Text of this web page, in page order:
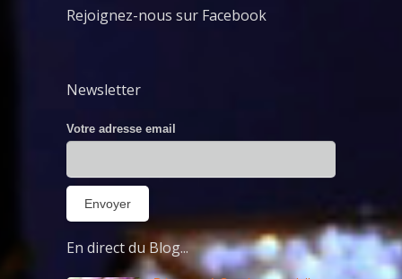
Rejoignez-nous sur Facebook
Newsletter
Votre adresse email
En direct du Blog...